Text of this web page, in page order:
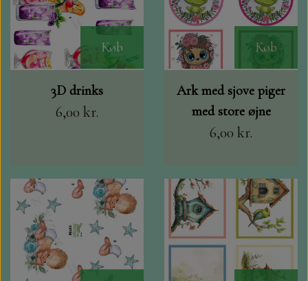
Køb
3D drinks
6,00 kr.
Køb
Ark med sjove piger
med store øjne
6,00 kr.